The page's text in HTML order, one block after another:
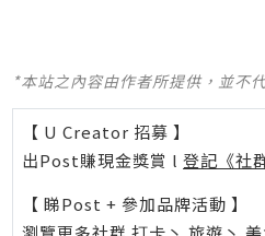
*本站之內容由作者所提供，並不
【 U Creator 招募 】
出Post賺現金獎賞 l 登記《社
【 睇Post + 參加品牌活動 】